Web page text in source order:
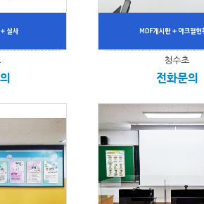
청수초
전화문의